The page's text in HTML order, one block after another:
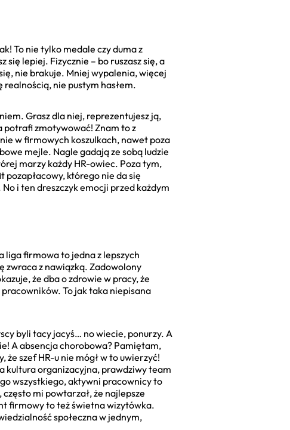
To nie tylko medale czy duma z
lepiej. Fizycznie – bo ruszasz się, a
nie brakuje. Mniej wypalenia, więcej
nie pustym hasłem.
Grasz dla niej, reprezentujesz ją,
potrafi zmotywować! Znam to z
w firmowych koszulkach, nawet poza
mejle. Nagle gadają ze sobą ludzie
marzy każdy HR-owiec. Poza tym,
którego nie da się
i ten dreszczyk emocji przed każdym
liga firmowa to jedna z lepszych
zwraca z nawiązką. Zadowolony
że dba o zdrowie w pracy, że
To jak taka niepisana
byli tacy jacyś… no wiecie, ponurzy. A
A absencja chorobowa? Pamiętam,
szef HR-u nie mógł w to uwierzyć!
kultura organizacyjna, prawdziwy team
wszystkiego, aktywni pracownicy to
mi powtarzał, że najlepsze
firmowy to też świetna wizytówka.
społeczna w jednym,